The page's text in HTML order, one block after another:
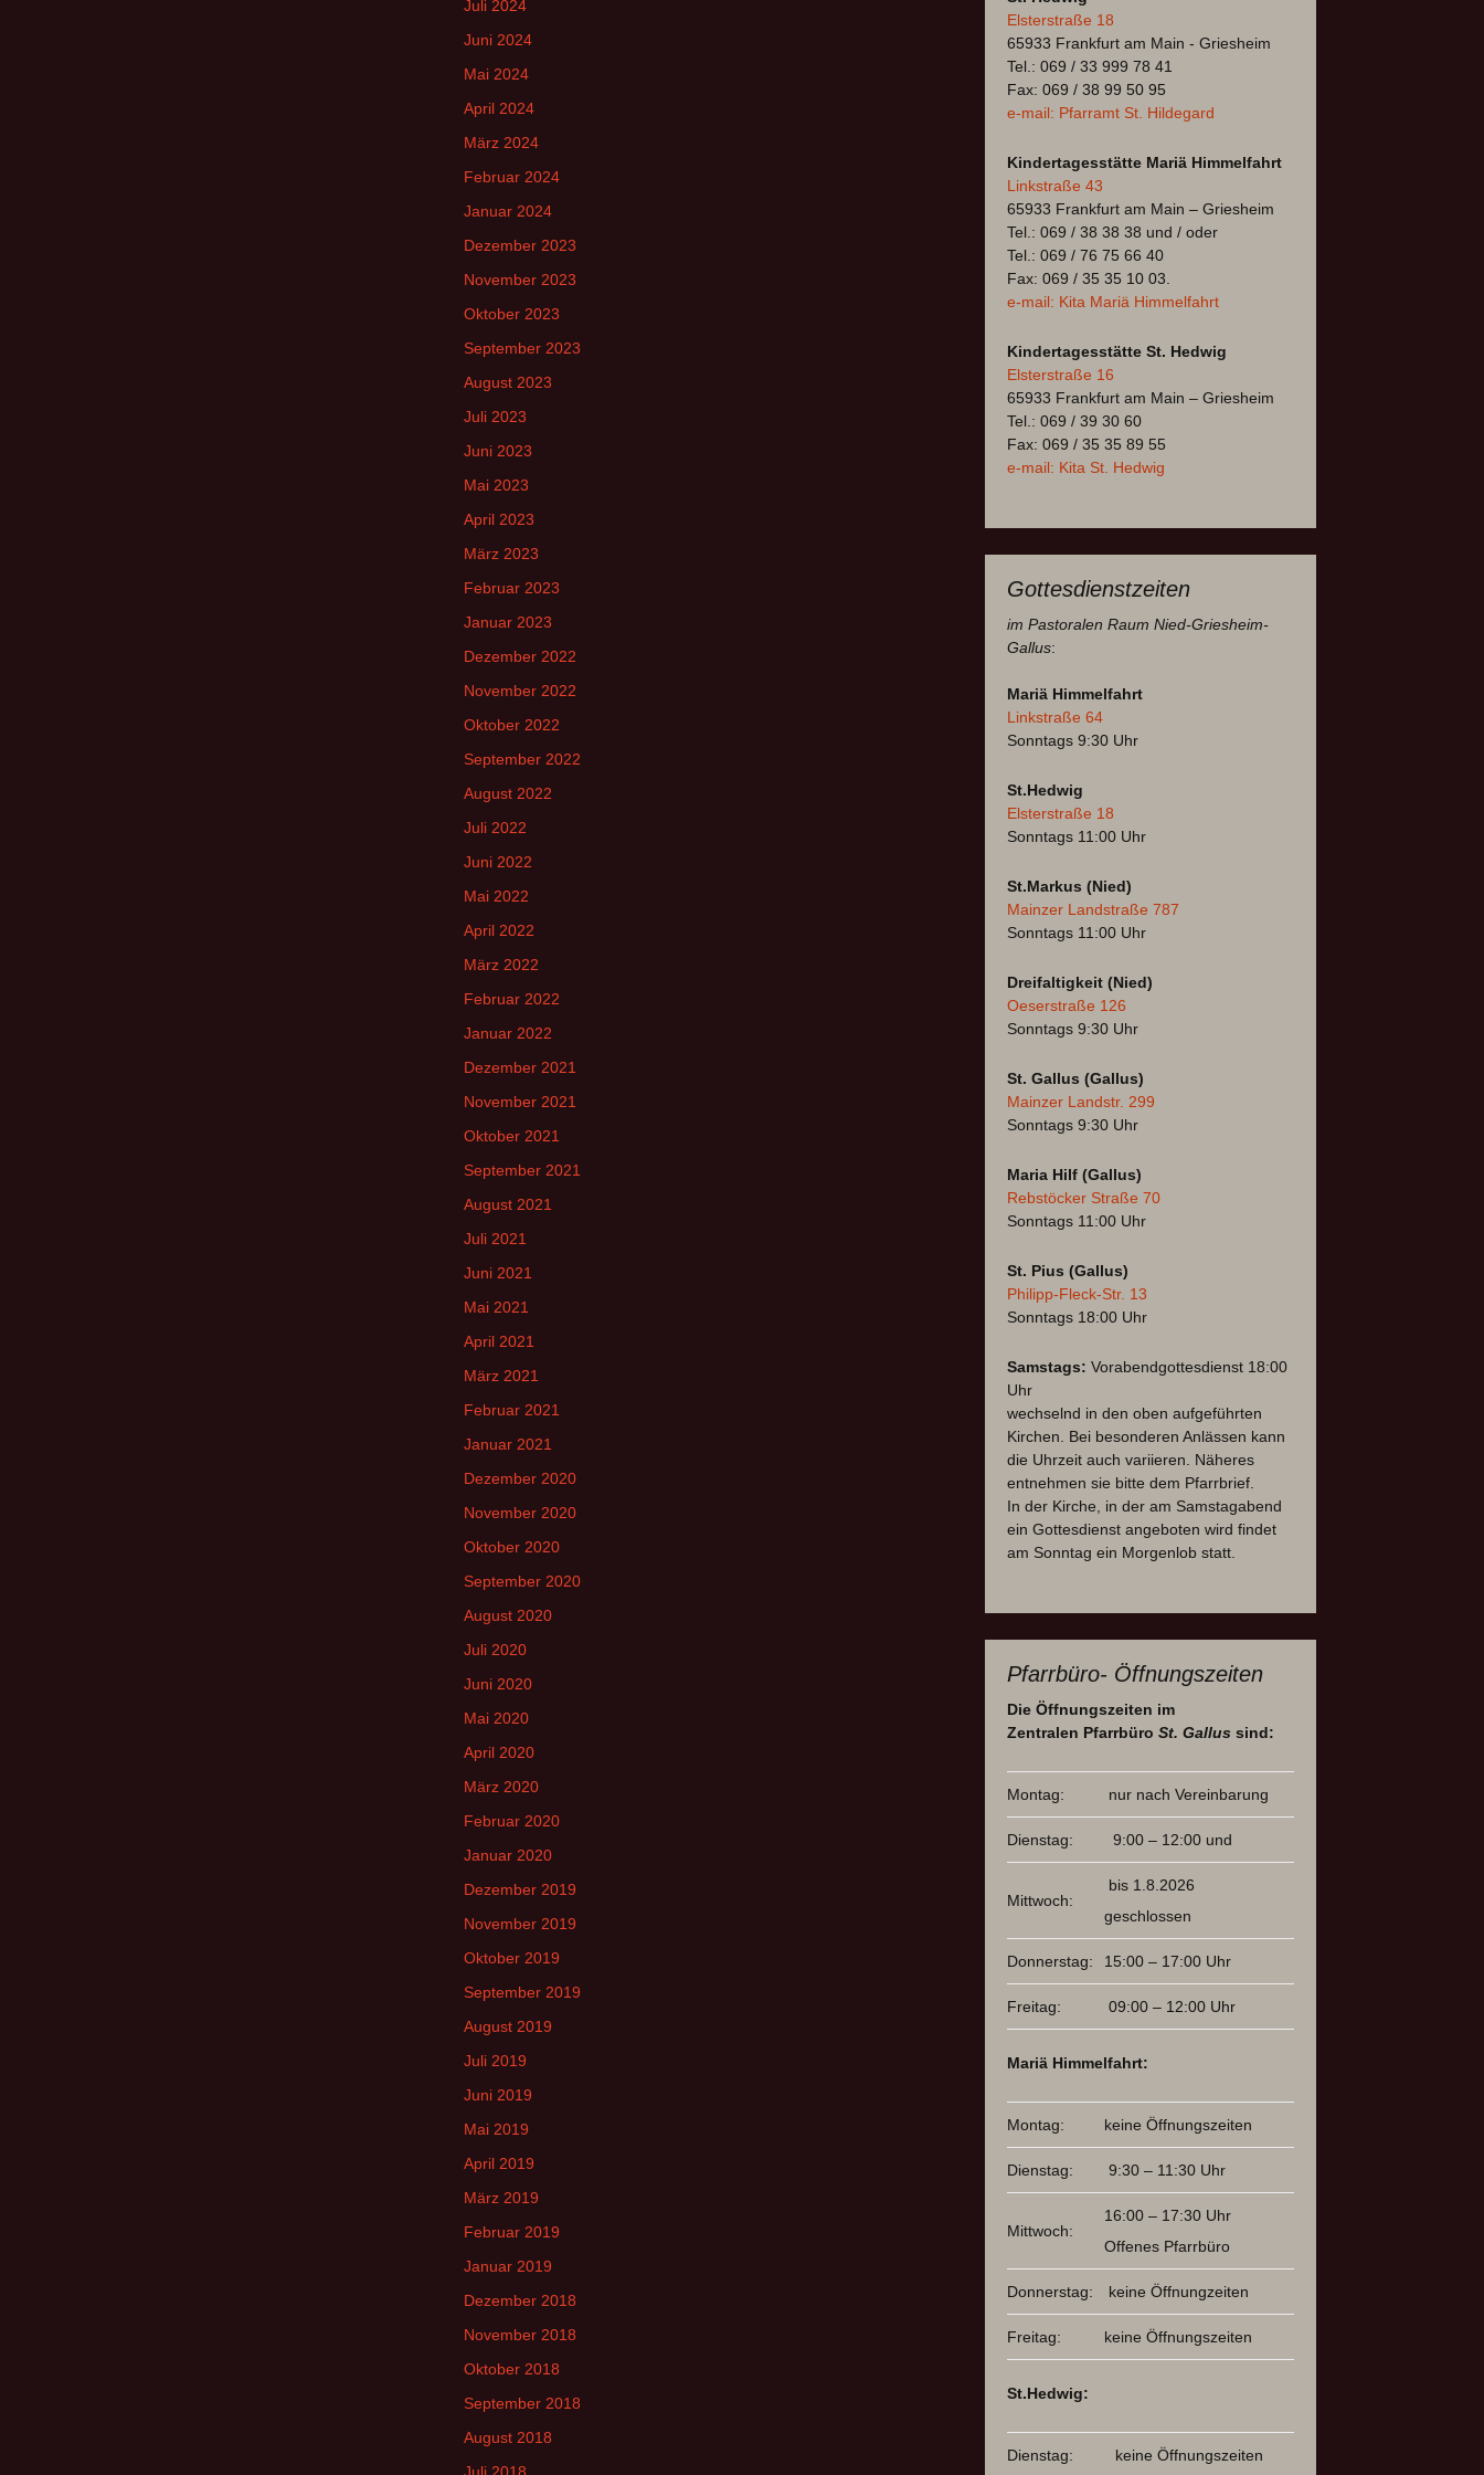
Elsterstraße 18
65933 Frankfurt am Main - Griesheim
Tel.: 069 / 33 999 78 41
Fax: 069 / 38 99 50 95
e-mail: Pfarramt St. Hildegard
Kindertagesstätte Mariä Himmelfahrt
Linkstraße 43
65933 Frankfurt am Main – Griesheim
Tel.: 069 / 38 38 38 und / oder
Tel.: 069 / 76 75 66 40
Fax: 069 / 35 35 10 03.
e-mail: Kita Mariä Himmelfahrt
Kindertagesstätte St. Hedwig
Elsterstraße 16
65933 Frankfurt am Main – Griesheim
Tel.: 069 / 39 30 60
Fax: 069 / 35 35 89 55
e-mail: Kita St. Hedwig
Gottesdienstzeiten
im Pastoralen Raum Nied-Griesheim-
Gallus:
Mariä Himmelfahrt
Linkstraße 64
Sonntags 9:30 Uhr
St.Hedwig
Elsterstraße 18
Sonntags 11:00 Uhr
St.Markus (Nied)
Mainzer Landstraße 787
Sonntags 11:00 Uhr
Dreifaltigkeit (Nied)
Oeserstraße 126
Sonntags 9:30 Uhr
St. Gallus (Gallus)
Mainzer Landstr. 299
Sonntags 9:30 Uhr
Maria Hilf (Gallus)
Rebstöcker Straße 70
Sonntags 11:00 Uhr
St. Pius (Gallus)
Philipp-Fleck-Str. 13
Sonntags 18:00 Uhr
Samstags: Vorabendgottesdienst 18:00
Uhr
wechselnd in den oben aufgeführten
Kirchen. Bei besonderen Anlässen kann
die Uhrzeit auch variieren. Näheres
entnehmen sie bitte dem Pfarrbrief.
In der Kirche, in der am Samstagabend
ein Gottesdienst angeboten wird findet
am Sonntag ein Morgenlob statt.
Pfarrbüro- Öffnungszeiten
Die Öffnungszeiten im
Zentralen Pfarrbüro St. Gallus sind:
Montag: nur nach Vereinbarung
Dienstag: 9:00 – 12:00 und
Mittwoch:
bis 1.8.2026
geschlossen
Donnerstag: 15:00 – 17:00 Uhr
Freitag: 09:00 – 12:00 Uhr
Mariä Himmelfahrt:
Montag: keine Öffnungszeiten
Dienstag: 9:30 – 11:30 Uhr
Mittwoch:
16:00 – 17:30 Uhr
Offenes Pfarrbüro
Donnerstag: keine Öffnungzeiten
Freitag: keine Öffnungszeiten
St.Hedwig:
Dienstag: keine Öffnungszeiten
Juli 2024
Juni 2024
Mai 2024
April 2024
März 2024
Februar 2024
Januar 2024
Dezember 2023
November 2023
Oktober 2023
September 2023
August 2023
Juli 2023
Juni 2023
Mai 2023
April 2023
März 2023
Februar 2023
Januar 2023
Dezember 2022
November 2022
Oktober 2022
September 2022
August 2022
Juli 2022
Juni 2022
Mai 2022
April 2022
März 2022
Februar 2022
Januar 2022
Dezember 2021
November 2021
Oktober 2021
September 2021
August 2021
Juli 2021
Juni 2021
Mai 2021
April 2021
März 2021
Februar 2021
Januar 2021
Dezember 2020
November 2020
Oktober 2020
September 2020
August 2020
Juli 2020
Juni 2020
Mai 2020
April 2020
März 2020
Februar 2020
Januar 2020
Dezember 2019
November 2019
Oktober 2019
September 2019
August 2019
Juli 2019
Juni 2019
Mai 2019
April 2019
März 2019
Februar 2019
Januar 2019
Dezember 2018
November 2018
Oktober 2018
September 2018
August 2018